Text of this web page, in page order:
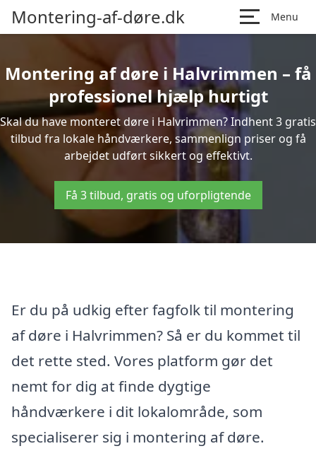
Montering-af-døre.dk Menu
Montering af døre i Halvrimmen – få
professionel hjælp hurtigt
Skal du have monteret døre i Halvrimmen? Indhent 3 gratis
tilbud fra lokale håndværkere, sammenlign priser og få
arbejdet udført sikkert og effektivt.
Få 3 tilbud, gratis og uforpligtende
Er du på udkig efter fagfolk til montering
af døre i Halvrimmen? Så er du kommet til
det rette sted. Vores platform gør det
nemt for dig at finde dygtige
håndværkere i dit lokalområde, som
specialiserer sig i montering af døre.